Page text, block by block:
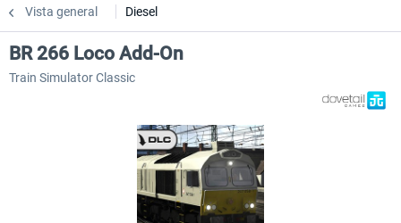
Vista general Diesel
BR 266 Loco Add-On
Train Simulator Classic